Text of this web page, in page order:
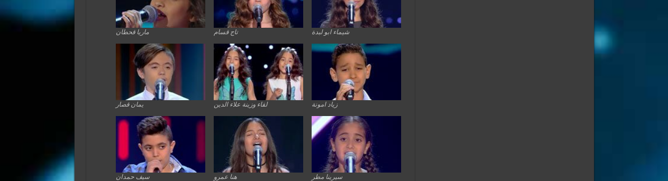
شيماء ابو لبدة تاج قسام ماريا قحطان
زياد امونة لقاء وزينة علاء الدين يمان قصار
سيرينا مطر هنا عمرو سيف حمدان